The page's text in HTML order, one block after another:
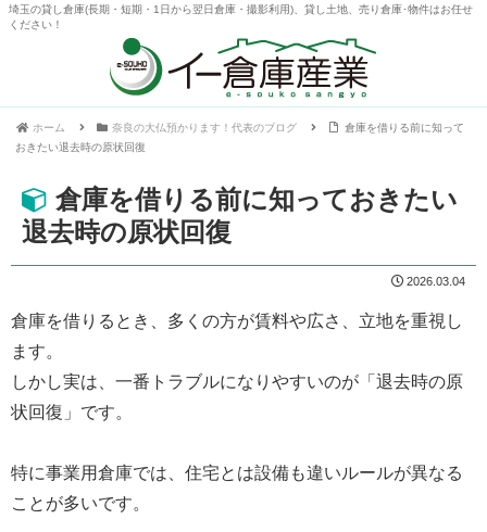
埼玉の貸し倉庫(長期・短期・1日から翌日倉庫・撮影利用)、貸し土地、売り倉庫･物件はお任せ
ください！
ホーム 奈良の大仏預かります！代表のブログ
倉庫を借りる前に知って
おきたい退去時の原状回復
倉庫を借りる前に知っておきたい
退去時の原状回復
2026.03.04
倉庫を借りるとき、多くの方が賃料や広さ、立地を重視し
ます。
しかし実は、一番トラブルになりやすいのが「退去時の原
状回復」です。
特に事業用倉庫では、住宅とは設備も違いルールが異なる
ことが多いです。